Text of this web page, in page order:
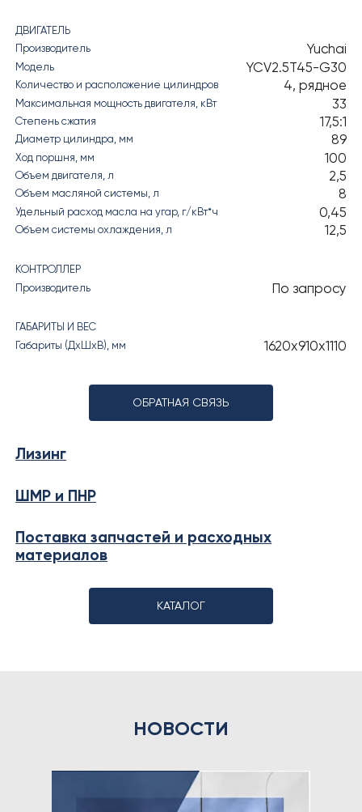
ДВИГАТЕЛЬ
Производитель
Yuchai
Модель YCV2.5T45-G30
Количество и расположение цилиндров 4, рядное
Максимальная мощность двигателя, кВт 33
Степень сжатия 17,5:1
Диаметр цилиндра, мм 89
Ход поршня, мм 100
Объем двигателя, л 2,5
Объем масляной системы, л 8
Удельный расход масла на угар, г/кВт*ч 0,45
Объем системы охлаждения, л 12,5
КОНТРОЛЛЕР
Производитель
По запросу
ГАБАРИТЫ И ВЕС
Габариты (ДхШхВ), мм
1620х910х1110
ОБРАТНАЯ СВЯЗЬ
Лизинг
ШМР и ПНР
Поставка запчастей и расходных
материалов
КАТАЛОГ
НОВОСТИ